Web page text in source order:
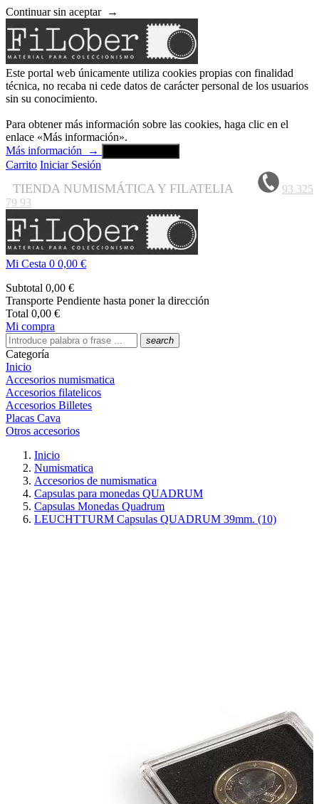
Continuar sin aceptar →
Este portal web únicamente utiliza cookies propias con finalidad
técnica, no recaba ni cede datos de carácter personal de los usuarios
sin su conocimiento.
Para obtener más información sobre las cookies, haga clic en el
enlace «Más información».
Más información
→
Carrito Iniciar Sesión
TIENDA NUMISMÁTICA Y FILATELIA
93 325
79 93
Mi Cesta 0 0,00 €
Subtotal 0,00 €
Transporte Pendiente hasta poner la dirección
Total 0,00 €
Mi compra
search
Categoría
Inicio
Accesorios numismatica
Accesorios filatelicos
Accesorios Billetes
Placas Cava
Otros accesorios
Inicio
Numismatica
Accesorios de numismatica
Capsulas para monedas QUADRUM
Capsulas Monedas Quadrum
LEUCHTTURM Capsulas QUADRUM 39mm. (10)